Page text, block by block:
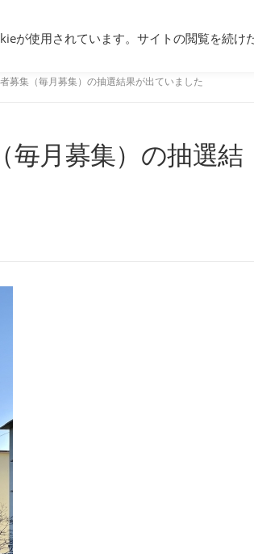
団地暮らし 都営住宅入居まで 都営
募集（毎月募集）の抽選結果が出ていました
毎月募集）の抽選結
が使用されています。サイトの閲覧を続け